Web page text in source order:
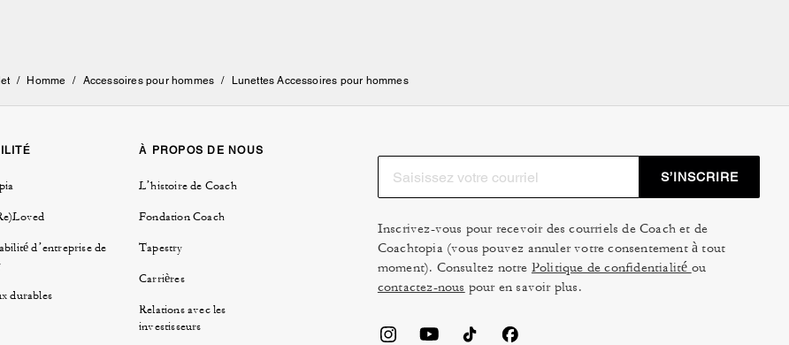
/ Homme / Accessoires pour hommes / Lunettes Accessoires pour hommes
d’entreprise de
durables
À PROPOS DE NOUS
L’histoire de Coach
Fondation Coach
Tapestry
Carrières
Relations avec les
investisseurs
S’INSCRIRE
Inscrivez-vous pour recevoir des courriels de Coach et de
Coachtopia (vous pouvez annuler votre consentement à tout
moment). Consultez notre Politique de confidentialité ou
contactez-nous pour en savoir plus.